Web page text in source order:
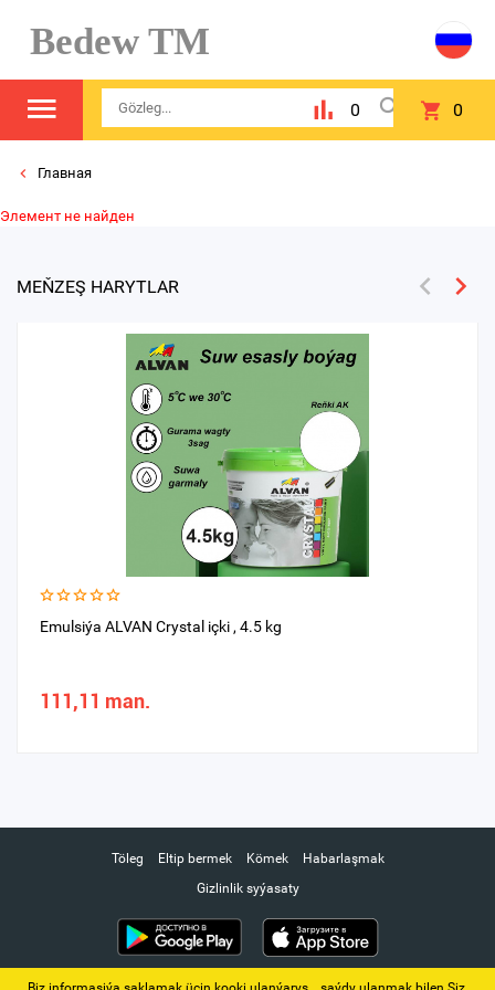
Bedew TM
0 0
Главная
Элемент не найден
MEŇZEŞ HARYTLAR
Emulsiýa ALVAN Crystal içki , 4.5 kg
111,11 man.
Töleg Eltip bermek Kömek
Habarlaşmak
Gizlinlik syýasaty